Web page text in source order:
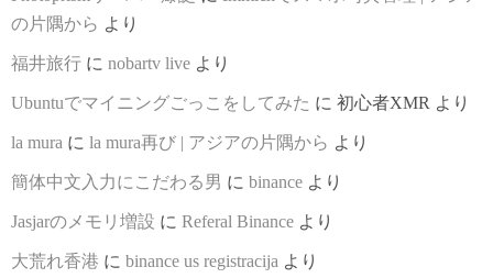
の片隅から より
福井旅行 に nobartv live より
Ubuntuでマイニングごっこをしてみた に 初心者XMR より
la mura に la mura再び | アジアの片隅から より
簡体中文入力にこだわる男 に binance より
Jasjarのメモリ増設 に Referal Binance より
大荒れ香港 に binance us registracija より